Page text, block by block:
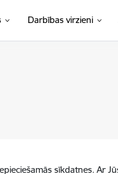
Darbības virzieni
sīkdatnes. Ar